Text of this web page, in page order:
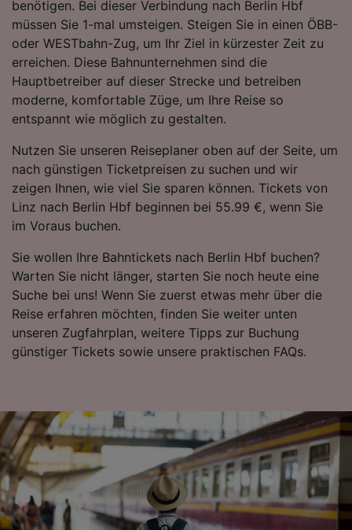
benötigen. Bei dieser Verbindung nach Berlin Hbf
müssen Sie 1-mal umsteigen. Steigen Sie in einen ÖBB-
oder WESTbahn-Zug, um Ihr Ziel in kürzester Zeit zu
erreichen. Diese Bahnunternehmen sind die
Hauptbetreiber auf dieser Strecke und betreiben
moderne, komfortable Züge, um Ihre Reise so
entspannt wie möglich zu gestalten.
Nutzen Sie unseren Reiseplaner oben auf der Seite, um
nach günstigen Ticketpreisen zu suchen und wir
zeigen Ihnen, wie viel Sie sparen können. Tickets von
Linz nach Berlin Hbf beginnen bei 55.99 €, wenn Sie
im Voraus buchen.
Sie wollen Ihre Bahntickets nach Berlin Hbf buchen?
Warten Sie nicht länger, starten Sie noch heute eine
Suche bei uns! Wenn Sie zuerst etwas mehr über die
Reise erfahren möchten, finden Sie weiter unten
unseren Zugfahrplan, weitere Tipps zur Buchung
günstiger Tickets sowie unsere praktischen FAQs.
Folgendes bereitzustellen:
Verwendung genauer Standortdaten.
Endgeräteeigenschaften zur Identifikation
aktiv abfragen. Speichern von oder Zugriff auf
Informationen auf einem Endgerät.
Personalisierte Werbung und Inhalte, Messung
von Werbeleistung und der Performance von
Inhalten, Zielgruppenforschung sowie
Entwicklung und Verbesserung von
Angeboten.
Liste der Partner (Lieferanten)